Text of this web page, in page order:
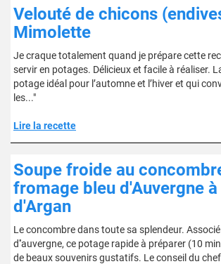
Velouté de chicons
Mimolette
Je craque totalement quand je prépare cette
servir en potages. Délicieux et facile à réaliser.
potage idéal pour l’automne et l’hiver et qui
les..."
Lire la recette
Soupe froide au
fromage bleu d'Auvergne
d'Argan
Le concombre dans toute sa splendeur.
d''auvergne, ce potage rapide à préparer (10
de beaux souvenirs gustatifs. Le conseil du